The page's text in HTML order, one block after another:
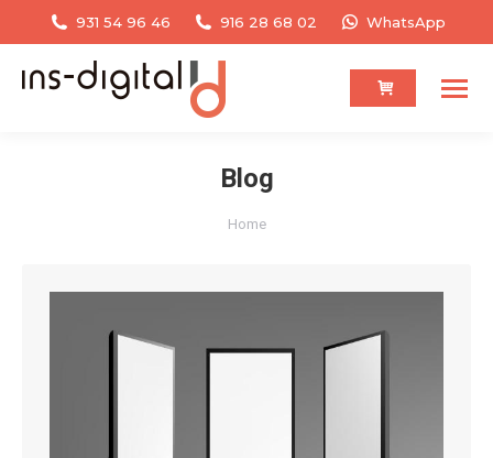
931 54 96 46 916 28 68 02 WhatsApp
Blog
Home